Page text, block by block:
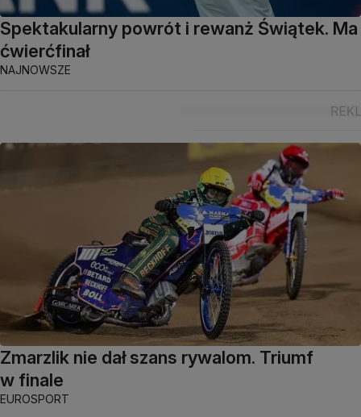
Spektakularny powrót i rewanż Świątek. Ma
ćwierćfinał
NAJNOWSZE
Zmarzlik nie dał szans rywalom. Triumf
w finale
EUROSPORT